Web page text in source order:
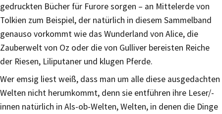
gedruckten Bücher für Furore sorgen – an Mittelerde von
Tolkien zum Beispiel, der natürlich in diesem Sammelband
genauso vorkommt wie das Wunderland von Alice, die
Zauberwelt von Oz oder die von Gulliver bereisten Reiche
der Riesen, Liliputaner und klugen Pferde.
Wer emsig liest weiß, dass man um alle diese ausgedachten
Welten nicht herumkommt, denn sie entführen ihre Leser/-
innen natürlich in Als-ob-Welten, Welten, in denen die Dinge